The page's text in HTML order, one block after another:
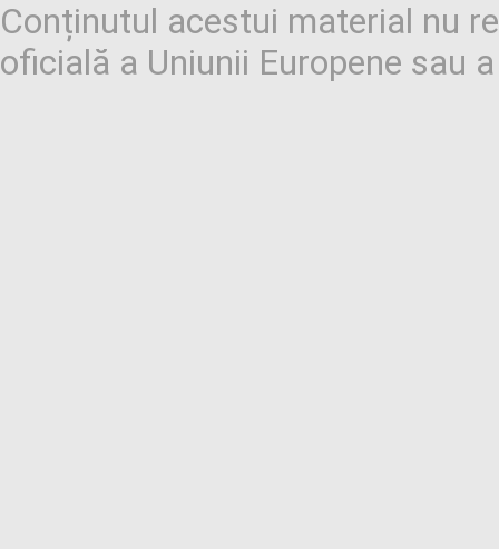
Conținutul acestui material nu
oficială a Uniunii Europene sau